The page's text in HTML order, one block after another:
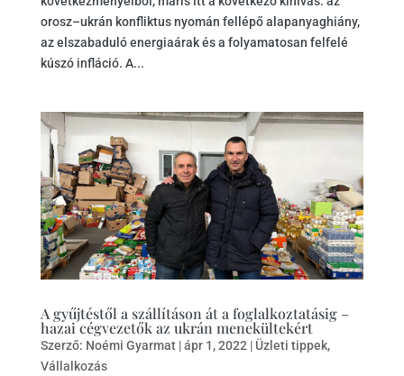
orosz–ukrán konfliktus nyomán fellépő alapanyaghiány,
az elszabaduló energiaárak és a folyamatosan felfelé
kúszó infláció. A...
A gyűjtéstől a szállításon át a foglalkoztatásig –
hazai cégvezetők az ukrán menekültekért
Szerző: Noémi Gyarmat|ápr 1, 2022| Üzleti tippek,
Vállalkozás